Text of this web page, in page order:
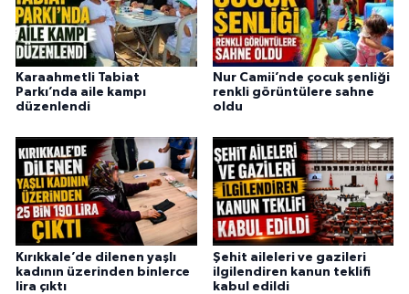
Karaahmetli Tabiat
Parkı’nda aile kampı
düzenlendi
Nur Camii’nde çocuk şenliği
renkli görüntülere sahne
oldu
Kırıkkale’de dilenen yaşlı
kadının üzerinden binlerce
lira çıktı
Şehit aileleri ve gazileri
ilgilendiren kanun teklifi
kabul edildi